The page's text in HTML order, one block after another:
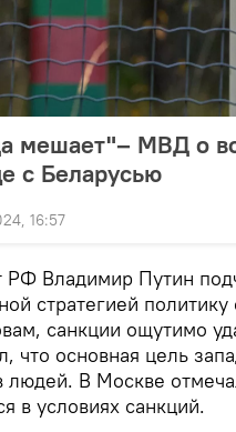
мешает"– МВД о
с Беларусью
16:57
РФ Владимир Путин
стратегией
санкции ощутимо
что основная цель
людей. В Москве
в условиях санкций.